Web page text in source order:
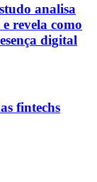
analisa
revela como
digital
fintechs